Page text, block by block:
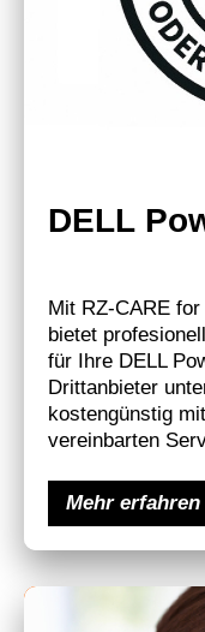
DELL
Mit RZ-CARE
bietet
für Ihre DELL
Drittanbieter
kostengünstig
vereinbarten
Mehr erfahren